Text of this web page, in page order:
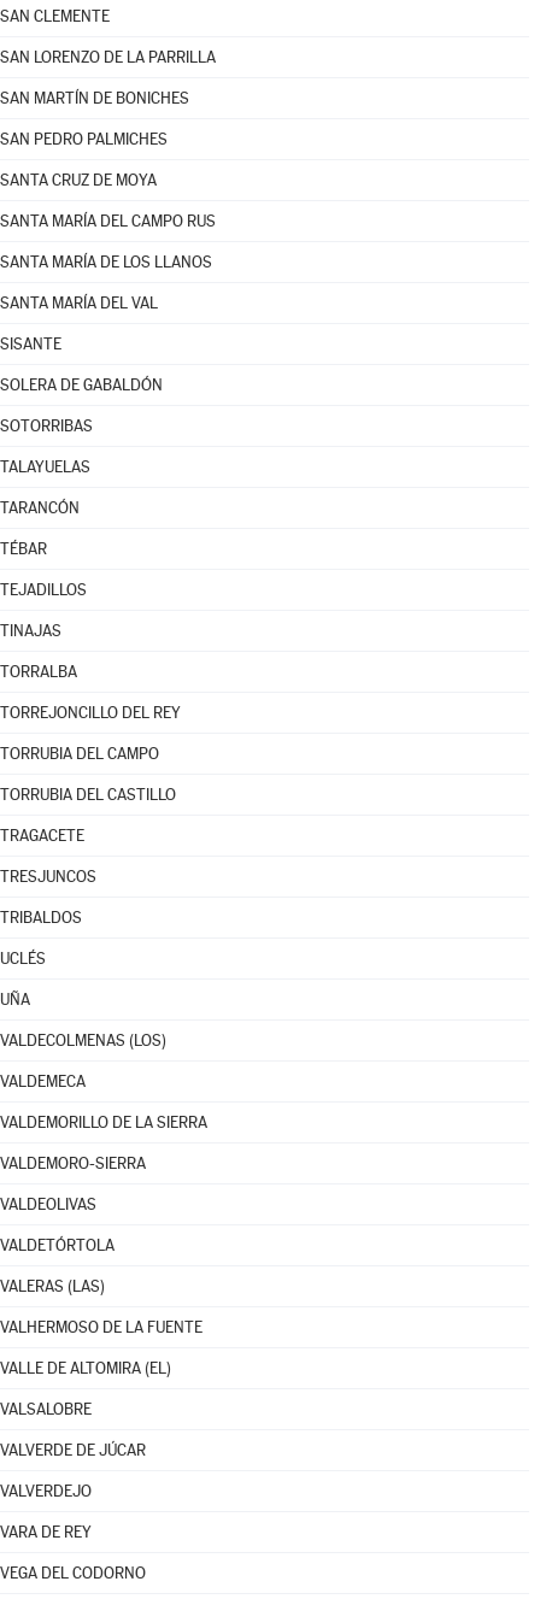
SAN CLEMENTE
SAN LORENZO DE LA PARRILLA
SAN MARTÍN DE BONICHES
SAN PEDRO PALMICHES
SANTA CRUZ DE MOYA
SANTA MARÍA DEL CAMPO RUS
SANTA MARÍA DE LOS LLANOS
SANTA MARÍA DEL VAL
SISANTE
SOLERA DE GABALDÓN
SOTORRIBAS
TALAYUELAS
TARANCÓN
TÉBAR
TEJADILLOS
TINAJAS
TORRALBA
TORREJONCILLO DEL REY
TORRUBIA DEL CAMPO
TORRUBIA DEL CASTILLO
TRAGACETE
TRESJUNCOS
TRIBALDOS
UCLÉS
UÑA
VALDECOLMENAS (LOS)
VALDEMECA
VALDEMORILLO DE LA SIERRA
VALDEMORO-SIERRA
VALDEOLIVAS
VALDETÓRTOLA
VALERAS (LAS)
VALHERMOSO DE LA FUENTE
VALLE DE ALTOMIRA (EL)
VALSALOBRE
VALVERDE DE JÚCAR
VALVERDEJO
VARA DE REY
VEGA DEL CODORNO